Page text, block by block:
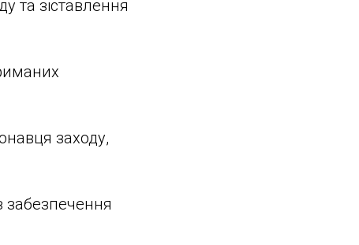
та зіставлення
заходу,
забезпечення